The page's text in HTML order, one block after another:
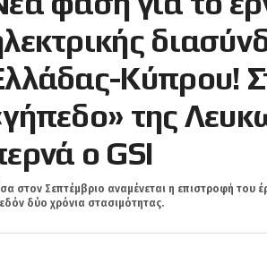
Κύπρου!
της
ο GSI
στον Σεπτέμβριο αναμένεται η επιστροφή του
δύο χρόνια στασιμότητας.